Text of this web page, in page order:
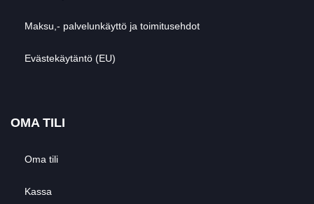
Maksu,- palvelunkäyttö ja toimitusehdot
Evästekäytäntö (EU)
OMA TILI
Oma tili
Kassa